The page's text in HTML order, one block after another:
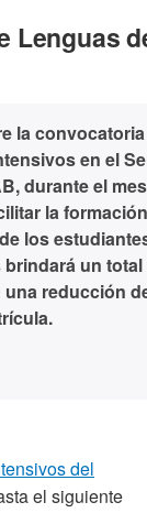
Lenguas
la
en el
durante el
la
los
un total
reducción
del
el siguiente